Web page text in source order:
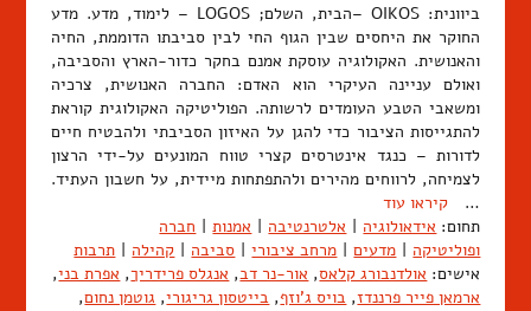
ביוונית: OIKOS –הבית, השלם; LOGOS – לימוד, מדע. מדע
החוקר את היחסים שבין הגוף החי לבין סביבתו הדוממת, החיה
והאנושית. האקולוגיה עוסקת אמנם בחקר כדור-הארץ והסביבה,
ואולם עניינה העיקרי הוא האדם: החברה האנושית, צרכיה
ומשאבי הטבע העומדים לרשותה. הפוליטיקה האקולוגית קוראת
להתגייסות הציבור כדי להגן על האיזון הסביבתי ולהבטיח חיים
לדורות – כנגד אינטרסים קצרי טווח המונעים על-ידי הרצון
לצמיחה, לרווחים מהירים ולהתפתחות מיידית, על חשבון העתיד.
… קיראו עוד
תחום: אידאולוגיה | אלטרנטיבה | אמנות | חברה
ופוליטיקה | מדעים | מרחב ציבורי | סביבה | קהילה | תרבות
אישים: אולדנבורג קלאס, אור-נר דב, אנגלס פרידריך, אפרת בני,
ארמאן פייר פרננדז, בויס ג'וזף, בייטסון גריגורי, גוטמן נחום,